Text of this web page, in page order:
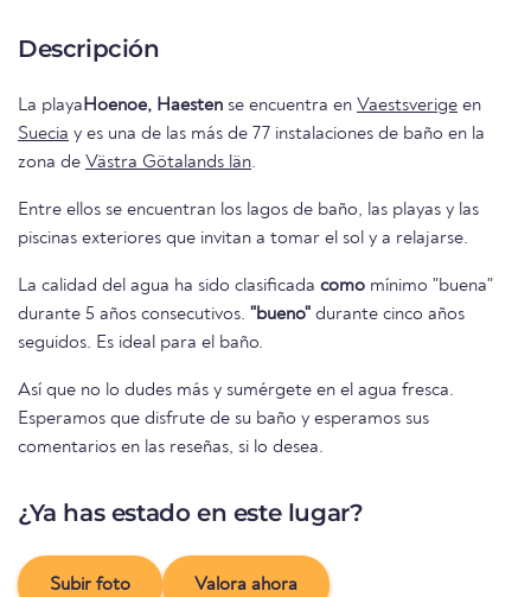
Descripción
La playaHoenoe, Haesten se encuentra en Vaestsverige en
Suecia y es una de las más de 77 instalaciones de baño en la
zona de Västra Götalands län.
Entre ellos se encuentran los lagos de baño, las playas y las
piscinas exteriores que invitan a tomar el sol y a relajarse.
La calidad del agua ha sido clasificada como mínimo "buena"
durante 5 años consecutivos. "bueno" durante cinco años
seguidos. Es ideal para el baño.
Así que no lo dudes más y sumérgete en el agua fresca.
Esperamos que disfrute de su baño y esperamos sus
comentarios en las reseñas, si lo desea.
¿Ya has estado en este lugar?
Subir foto Valora ahora